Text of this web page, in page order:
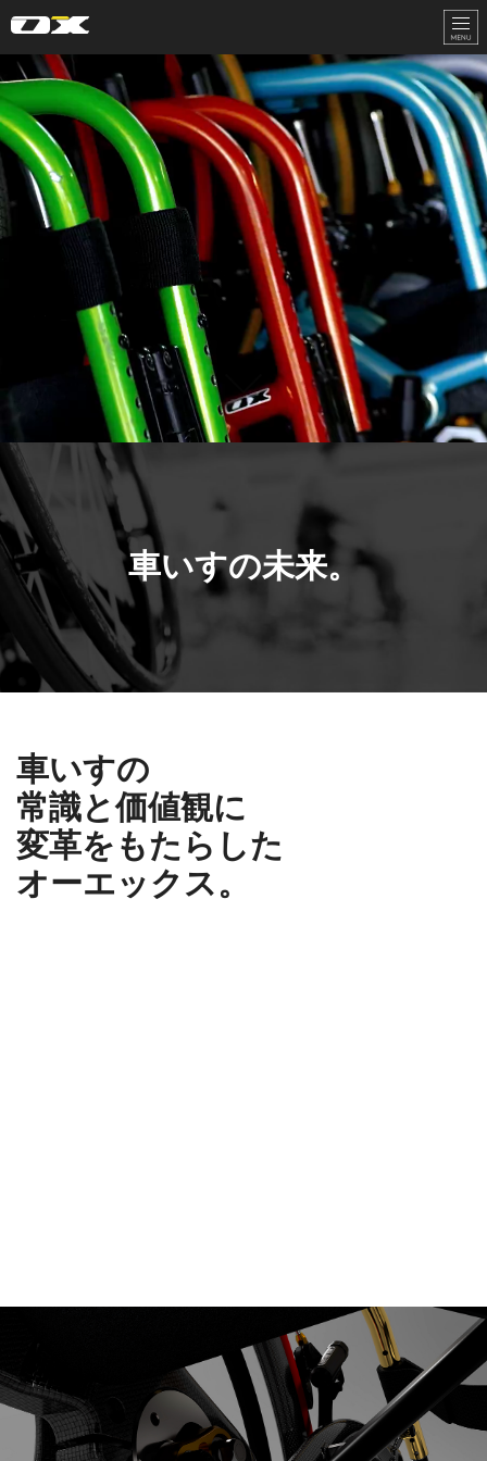
車いすの未来。
車いすの
常識と価値観に
変革をもたらした
オーエックス。